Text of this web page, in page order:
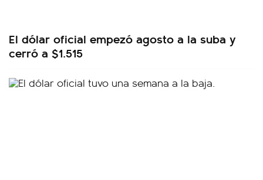
El dólar oficial empezó agosto a la suba y
cerró a $1.515